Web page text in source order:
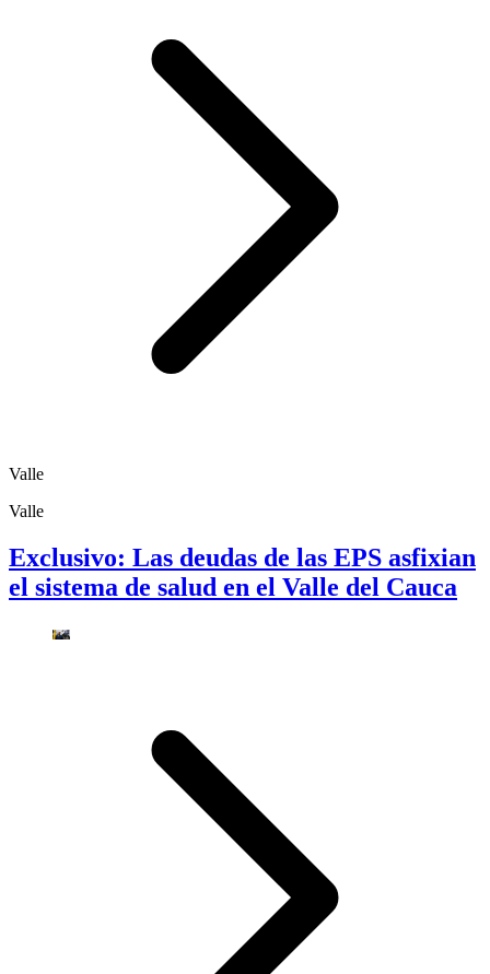
Valle
Valle
Exclusivo: Las deudas de las EPS asfixian
el sistema de salud en el Valle del Cauca